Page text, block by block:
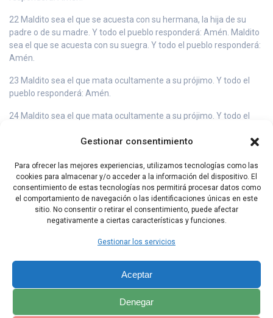
Gestionar consentimiento
Para ofrecer las mejores experiencias, utilizamos tecnologías como las
cookies para almacenar y/o acceder a la información del dispositivo. El
consentimiento de estas tecnologías nos permitirá procesar datos como
el comportamiento de navegación o las identificaciones únicas en este
sitio. No consentir o retirar el consentimiento, puede afectar
negativamente a ciertas características y funciones.
Gestionar los servicios
Aceptar
Denegar
22 Maldito sea el que se acuesta con su hermana, la hija de su
padre o de su madre. Y todo el pueblo responderá: Amén. Maldito
sea el que se acuesta con su suegra. Y todo el pueblo responderá:
Amén.
23 Maldito sea el que mata ocultamente a su prójimo. Y todo el
pueblo responderá: Amén.
24 Maldito sea el que mata ocultamente a su prójimo. Y todo el
inocente: Y todo el pueblo responderá: Amén.
26 Maldito sea el que no respeta ni cumple las palabras de esta
Ley. Y todo el pueblo responderá: Amén.
Capítulo Anterior Capítulo Siguiente